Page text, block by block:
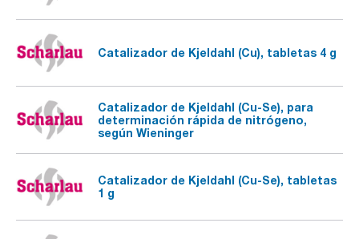
Catalizador de Kjeldahl (Cu), tabletas 4 g
Catalizador de Kjeldahl (Cu-Se), para
determinación rápida de nitrógeno,
según Wieninger
Catalizador de Kjeldahl (Cu-Se), tabletas
1 g